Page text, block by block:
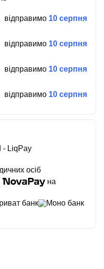
відправимо 10 серпня
відправимо 10 серпня
відправимо 10 серпня
відправимо 10 серпня
- LiqPay
осіб
на
банк
Моно банк